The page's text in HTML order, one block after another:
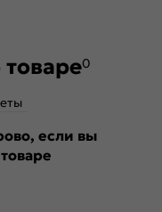
0
если вы